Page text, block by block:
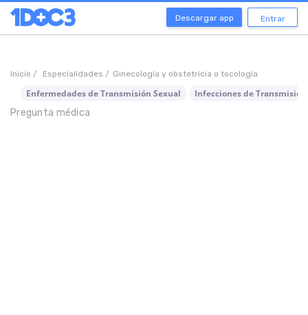
Descargar app Entrar
Inicio / Especialidades / Ginecología y obstetricia o tocología
Enfermedades de Transmisión Sexual
Infecciones de
Pregunta médica